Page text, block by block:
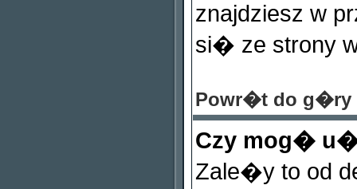
znajdziesz w
si� ze strony
Powr�t do g�ry
Czy mog�
Zale�y to od